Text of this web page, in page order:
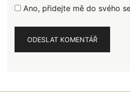
Ano, přidejte mě do svého